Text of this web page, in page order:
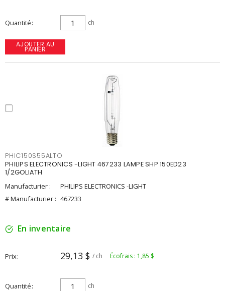
Quantité ch
AJOUTER AU
PANIER
PHIC150S55ALTO
PHILIPS ELECTRONICS -LIGHT 467233 LAMPE SHP 150ED23
1/2GOLIATH
Manufacturier :
PHILIPS ELECTRONICS -LIGHT
# Manufacturier : 467233
En inventaire
Prix 29,13 $ / ch Écofrais : 1,85 $
Quantité ch